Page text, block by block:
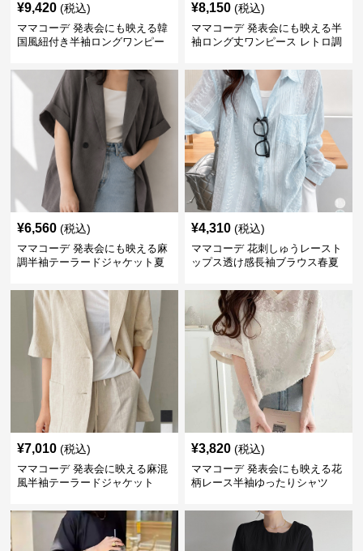
¥9,420 (税込)
ママコーデ 発表会にも映える韓
国風紐付き半袖ロングワンピー
¥8,150 (税込)
ママコーデ 発表会にも映える半
袖ロング丈ワンピース レトロ調
¥6,560 (税込)
ママコーデ 発表会にも映える麻
調半袖テーラードジャケット夏
¥4,310 (税込)
ママコーデ 花刺しゅうレースト
ップス透け感長袖ブラウス春夏
¥7,010 (税込)
ママコーデ 発表会に映える麻混
風半袖テーラードジャケット
¥3,820 (税込)
ママコーデ 発表会にも映える花
柄レース半袖ゆったりシャツ